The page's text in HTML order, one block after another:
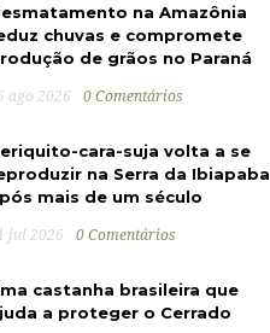
na Amazônia
chuvas e compromete
de grãos no Paraná
ago 2026 0 Comentários
cara-suja volta a se
na Serra da Ibiapaba
mais de um século
jul 2026 0 Comentários
castanha brasileira que
a proteger o Cerrado